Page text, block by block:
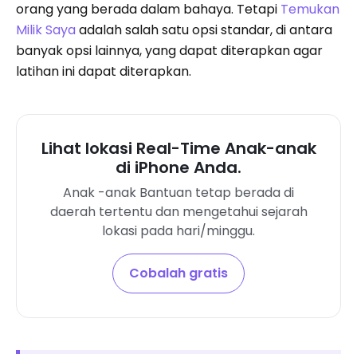
orang yang berada dalam bahaya. Tetapi Temukan
Milik Saya adalah salah satu opsi standar, di antara
banyak opsi lainnya, yang dapat diterapkan agar
latihan ini dapat diterapkan.
Lihat lokasi Real-Time Anak-anak
di iPhone Anda.
Anak -anak Bantuan tetap berada di
daerah tertentu dan mengetahui sejarah
lokasi pada hari/minggu.
Cobalah gratis